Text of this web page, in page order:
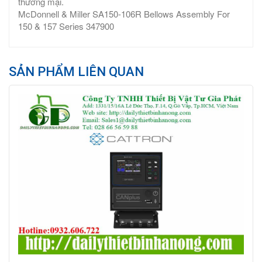
McDonnell & Miller SA150-106R Bellows Assembly For
150 & 157 Series 347900
SẢN PHẨM LIÊN QUAN